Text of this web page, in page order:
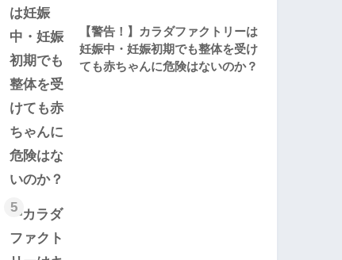
【警告！】カラダファクトリーは
妊娠中・妊娠初期でも整体を受け
ても赤ちゃんに危険はないのか？
5